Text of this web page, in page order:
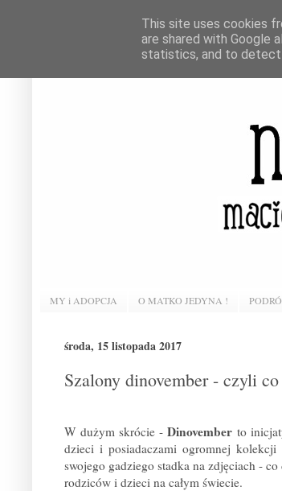
MY i ADOPCJA O MATKO JEDYNA !
środa, 15 listopada 2017
Szalony dinovember - czyli
W dużym skrócie -Dinovember to
dzieci i posiadaczami ogromnej
swojego gadziego stadka na zdjęciach -
rodziców i dzieci na całym świecie.
This site uses cookies
are shared with Google
statistics, and to detect